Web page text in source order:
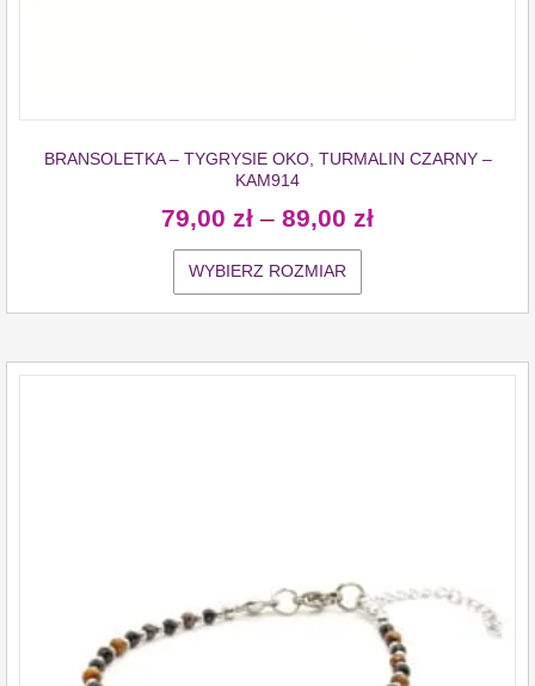
BRANSOLETKA – TYGRYSIE OKO, TURMALIN CZARNY –
KAM914
79,00 zł – 89,00 zł
WYBIERZ ROZMIAR